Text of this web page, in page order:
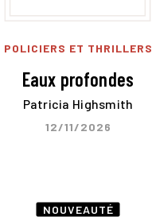
POLICIERS ET THRILLERS
Eaux profondes
Patricia Highsmith
12/11/2026
NOUVEAUTÉ